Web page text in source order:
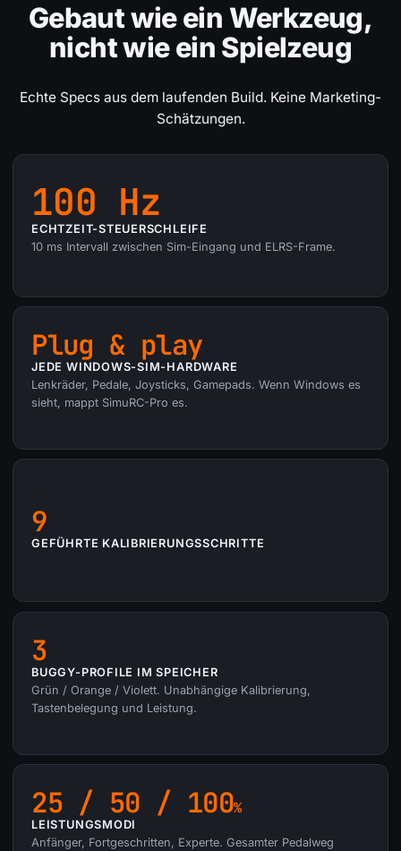
Gebaut wie ein Werkzeug,
nicht wie ein Spielzeug
Echte Specs aus dem laufenden Build. Keine Marketing-
Schätzungen.
100 Hz
ECHTZEIT-STEUERSCHLEIFE
10 ms Intervall zwischen Sim-Eingang und ELRS-Frame.
Plug & play
JEDE WINDOWS-SIM-HARDWARE
Lenkräder, Pedale, Joysticks, Gamepads. Wenn Windows es
sieht, mappt SimuRC-Pro es.
9
GEFÜHRTE KALIBRIERUNGSSCHRITTE
3
BUGGY-PROFILE IM SPEICHER
Grün / Orange / Violett. Unabhängige Kalibrierung,
Tastenbelegung und Leistung.
25 / 50 / 100%
LEISTUNGSMODI
Anfänger, Fortgeschritten, Experte. Gesamter Pedalweg